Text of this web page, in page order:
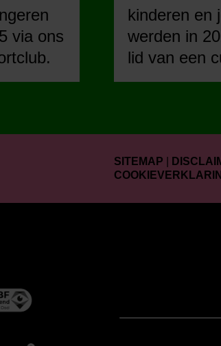
via ons
kinderen en
werden in
lid van een
SITEMAP